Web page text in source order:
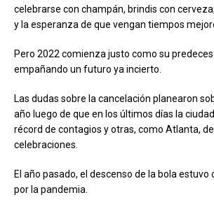
celebrarse con champán, brindis con
y la esperanza de que vengan tiempos
Pero 2022 comienza justo como su
empañando un futuro ya incierto.
Las dudas sobre la cancelación planearon
año luego de que en los últimos días la
récord de contagios y otras, como Atlanta,
celebraciones.
El año pasado, el descenso de la bola estuvo
por la pandemia.